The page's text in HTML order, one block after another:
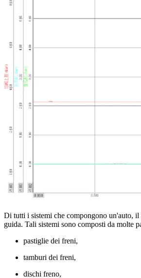
Di tutti i sistemi che compongono un'auto,
guida. Tali sistemi sono composti da molte
pastiglie dei freni,
tamburi dei freni,
dischi freno,